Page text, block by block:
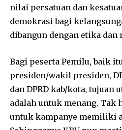
nilai persatuan dan
demokrasi bagi
dibangun dengan etika dan
Bagi peserta Pemilu, baik
presiden/wakil presiden,
dan DPRD kab/kota, tujuan
adalah untuk menang.
untuk kampanye memiliki